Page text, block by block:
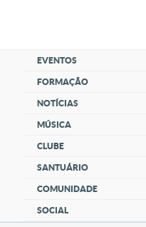
EVENTOS
FORMAÇÃO
NOTÍCIAS
MÚSICA
CLUBE
SANTUÁRIO
COMUNIDADE
SOCIAL